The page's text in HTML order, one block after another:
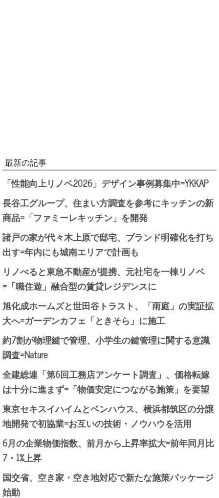
最新の記事
「性能向上リノベ2026」デザイン事例募集中=YKKAP
長谷工グループ、住まい方調査を参考にキッチンの新
商品=「ファミーレキッチン」を開発
諸戸の家が代々木上原で邸宅、ブランド明確化を打ち
出す=年内にも城南エリアで計画も
リノべると東急不動産が提携、元社宅を一棟リノベ
=「職住遊」融合型の賃貸レジデンスに
旭化成ホームズと世田谷トラスト、「雨庭」の実証拡
大へ=ガーデンカフェ「ときそら」に施工
約7割が物理鍵で管理、小学生の鍵管理に関する意識
調査=Nature
全建総連「第6回工務店アンケート調査」、価格転嫁
は十分に進まず=「物価安定につながる施策」を要望
東京セキスイハイムとベンハウス、横浜都筑区の分譲
地開発で初協業=お互いの技術・ノウハウを活用
6月の企業物価指数、前月から上昇率拡大=前年同月比
7・1%上昇
国交省、空き家・空き地対応で新たな施策パッケージ
始動